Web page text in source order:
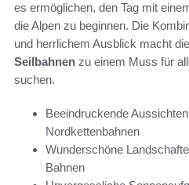
es ermöglichen, den Tag mit
die Alpen zu beginnen. Die
und herrlichem Ausblick macht
Seilbahnen zu einem Muss für
suchen.
Beeindruckende
Nordkettenbahnen
Wunderschöne
Bahnen